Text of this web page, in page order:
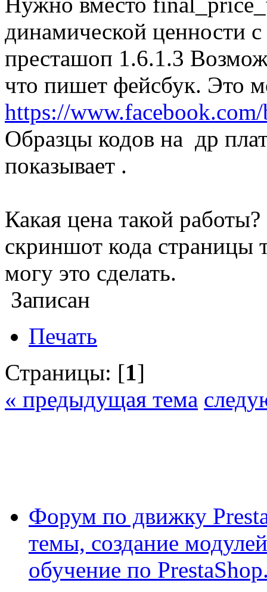
динамической ценности
престашоп 1.6.1.3
что пишет фейсбук. Это
https://
Образцы кодов на др
показывает .
Какая цена такой
скриншот кода страницы
могу это сделать.
Записан
Печать
Страницы: [1]
« предыдущая тема
Форум по движку
темы, создание
обучение по